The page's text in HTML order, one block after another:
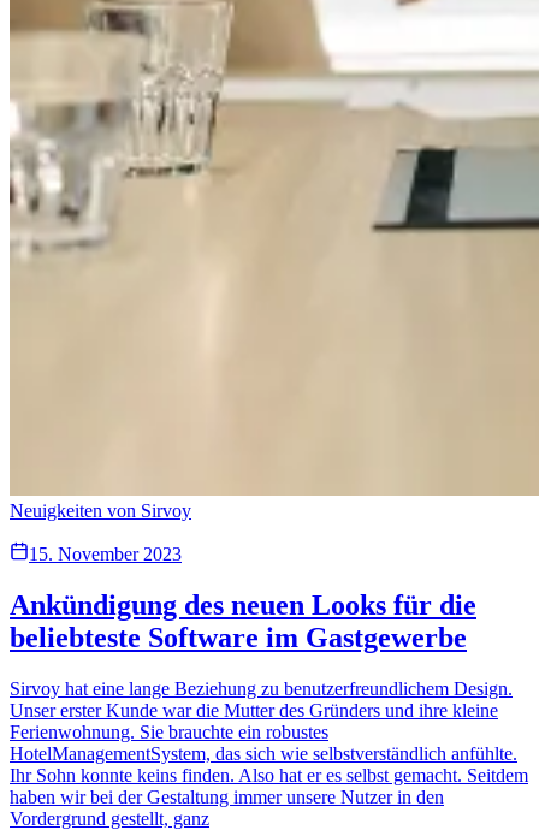
Neuigkeiten von Sirvoy
15. November 2023
Ankündigung des neuen Looks für die
beliebteste Software im Gastgewerbe
Sirvoy hat eine lange Beziehung zu benutzerfreundlichem Design.
Unser erster Kunde war die Mutter des Gründers und ihre kleine
Ferienwohnung. Sie brauchte ein robustes
HotelManagementSystem, das sich wie selbstverständlich anfühlte.
Ihr Sohn konnte keins finden. Also hat er es selbst gemacht. Seitdem
haben wir bei der Gestaltung immer unsere Nutzer in den
Vordergrund gestellt, ganz